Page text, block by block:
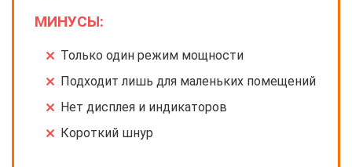
МИНУСЫ:
Только один режим мощности
Подходит лишь для маленьких помещений
Нет дисплея и индикаторов
Короткий шнур